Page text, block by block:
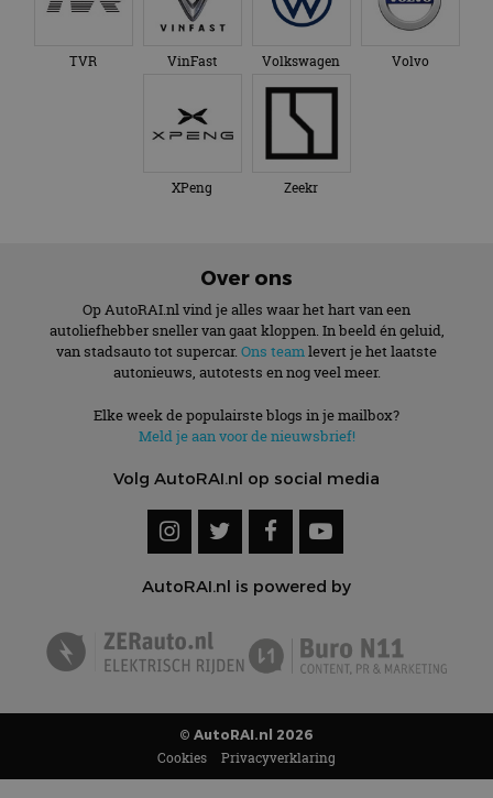
TVR VinFast Volkswagen Volvo
XPeng Zeekr
Over ons
Op AutoRAI.nl vind je alles waar het hart van een
autoliefhebber sneller van gaat kloppen. In beeld én geluid,
van stadsauto tot supercar. Ons teamlevert je het laatste
autonieuws, autotests en nog veel meer.
Elke week de populairste blogs in je mailbox?
Meld je aan voor de nieuwsbrief!
Volg AutoRAI.nl op social media
AutoRAI.nl is powered by
© AutoRAI.nl 2026
Cookies Privacyverklaring